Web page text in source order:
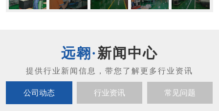
新闻中心
公司动态 行业资讯 常见问题